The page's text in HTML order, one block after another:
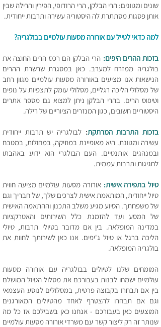
שונים ומגוונים: הרי הבלקן, הרי הרודופי, הפירין והרילה שבין
אותן פסגות מסתתרת לה היסטוריה עשירה ותרבות ייחודית.
למה כדאי לטייל עם אורורה מסעות עולמיים בבולגריה?
בזכות ההרים היפים: הרי הבלקן הם רכס הרים החוצה את
בולגריה ממזרח למערב. כאן במסגרת שרשרת ההרים
הנישאות אנו מציעים באורורה מסעות עולמיים מגוון רחב
של מסלולי הליכה רגליים, מסלולי עומק לתצפיות על נופים
וטיפוס הרים. בהרי הבלקן ניתן למצוא גם מספר אתרים
היסטוריים חשובים, כגון המנזרים הציוריים של רילה.
בזכות התרבות המרתקת: לבולגריה יש תרבות ייחודית
עשירה ומגוונת. היא מאופיינת במוזיקה, במחולות, במטבח
ובמנהגים אותנטיים. העם הבולגרי הוא ידוע באהבתו
לחגיגות ותרבות עממית.
טיול בתפירה אישית: אורורה מסעות עולמיים מציעה חווית
טיול ייחודית, המותאמת אישית לצרכים שלך, של חבריך וגם
של משפחתך. הסיוע מגיע משלב התכנון וההתאמה האישית
של המסע ועד להזמנת כלל השירותים והאטרקציות
במדינה המופלאה. בין אם מדובר בטיולי תרבות, טיולי
הליכה ברגל או טיול ג'יפים. אנו כאן לשירותך לחוות את
בולגריה המופלאה.
המומחים שלנו לטיולים בבולגריהעם אורורה מסעות
עולמיים ישמחו לבנות בעבורכם את מסלול הטיול המושלם
בין אם תבחרו בקבוצה פרטית, במסלולים לנוסע העצמאי
וגם אם תבחרו להצטרף לאחד מהטיולים המאורגנים
המוצעים כאן בעבורכם - אנחנו כאן בשבילכם אז כל מה
שנותר זה רק ליצור קשר עם משרדי אורורה מסעות עולמיים